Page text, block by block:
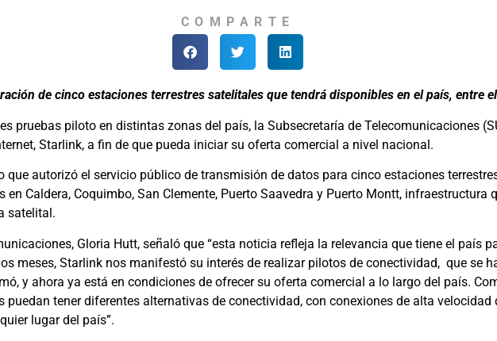
COMPARTE
de cinco estaciones terrestres satelitales que tendrá disponibles en el país, entre
pruebas piloto en distintas zonas del país, la Subsecretaría de Telecomunicaciones
Starlink, a fin de que pueda iniciar su oferta comercial a nivel nacional.
que autorizó el servicio público de transmisión de datos para cinco estaciones
en Caldera, Coquimbo, San Clemente, Puerto Saavedra y Puerto Montt, infraestructura
satelital.
Gloria Hutt, señaló que “esta noticia refleja la relevancia que tiene el país
meses, Starlink nos manifestó su interés de realizar pilotos de conectividad, que se
y ahora ya está en condiciones de ofrecer su oferta comercial a lo largo del país.
tener diferentes alternativas de conectividad, con conexiones de alta velocidad
lugar del país”.